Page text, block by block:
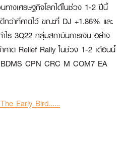
ทางเศรษฐกิจโลกได้ในช่วง 1-2 ปีนี้
กว่าที่คาดไว้ ขณะที่ DJ +1.86% และ
ร 3Q22 กลุ่มสถาบันการเงิน อย่าง
าด Relief Rally ในช่วง 1-2 เดือนนี้
CPN CRC M COM7 EA
The Early Bird……